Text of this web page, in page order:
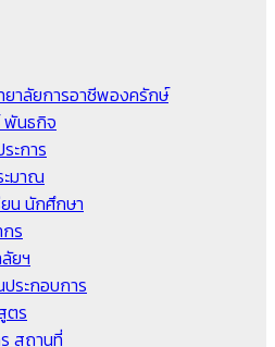
ลัยการอาชีพองครักษ์
นธกิจ
ะการ
มาณ
น นักศึกษา
ร
ยฯ
ระกอบการ
ตร
สถานที่